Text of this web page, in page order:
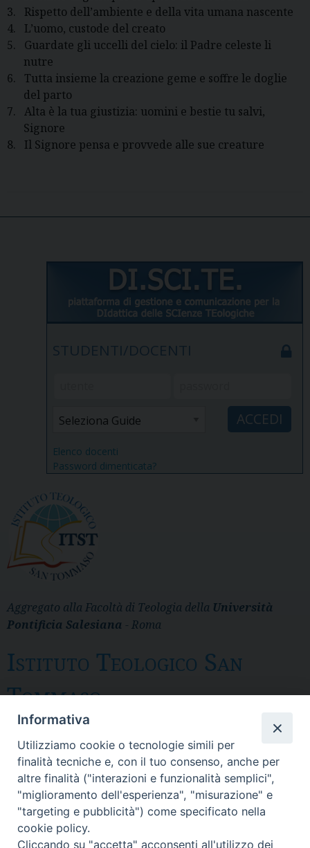
3.
Rispetto dell’ambiente e della vita umana nascente
4.
L’uomo, custode del creato
5.
Guardate gli uccelli del cielo: il Padre celeste li
nutre
6.
Tutta insieme la creazione geme e soffre le doglie
del parto
7.
Alta è la tua giustizia: uomini e bestie tu salvi,
Signore
8.
Il Signore pensa e provvede alle sue creature
Aggregato alla Facoltà di Teologia della Università
Pontificia Salesiana - Roma
Istituto Teologico San
Tommaso
Messina
Via del Pozzo 43 - CP 28 - 98121 Messina
- Tel. 090.3691 111 - fax 090. 3691 103
SEGRETERIA: itst@itst.it
DIRETTORE: direttore@itst.it
DPO: dpo@sdbsicilia.org
STUDENTI/DOCENTI
Elenco docenti
Password dimenticata?
Informativa
Utilizziamo cookie o tecnologie simili per
finalità tecniche e, con il tuo consenso, anche per
altre finalità ("interazioni e funzionalità semplici",
"miglioramento dell'esperienza", "misurazione" e
"targeting e pubblicità") come specificato nella
cookie policy.
Cliccando su "accetta" acconsenti all'utilizzo dei